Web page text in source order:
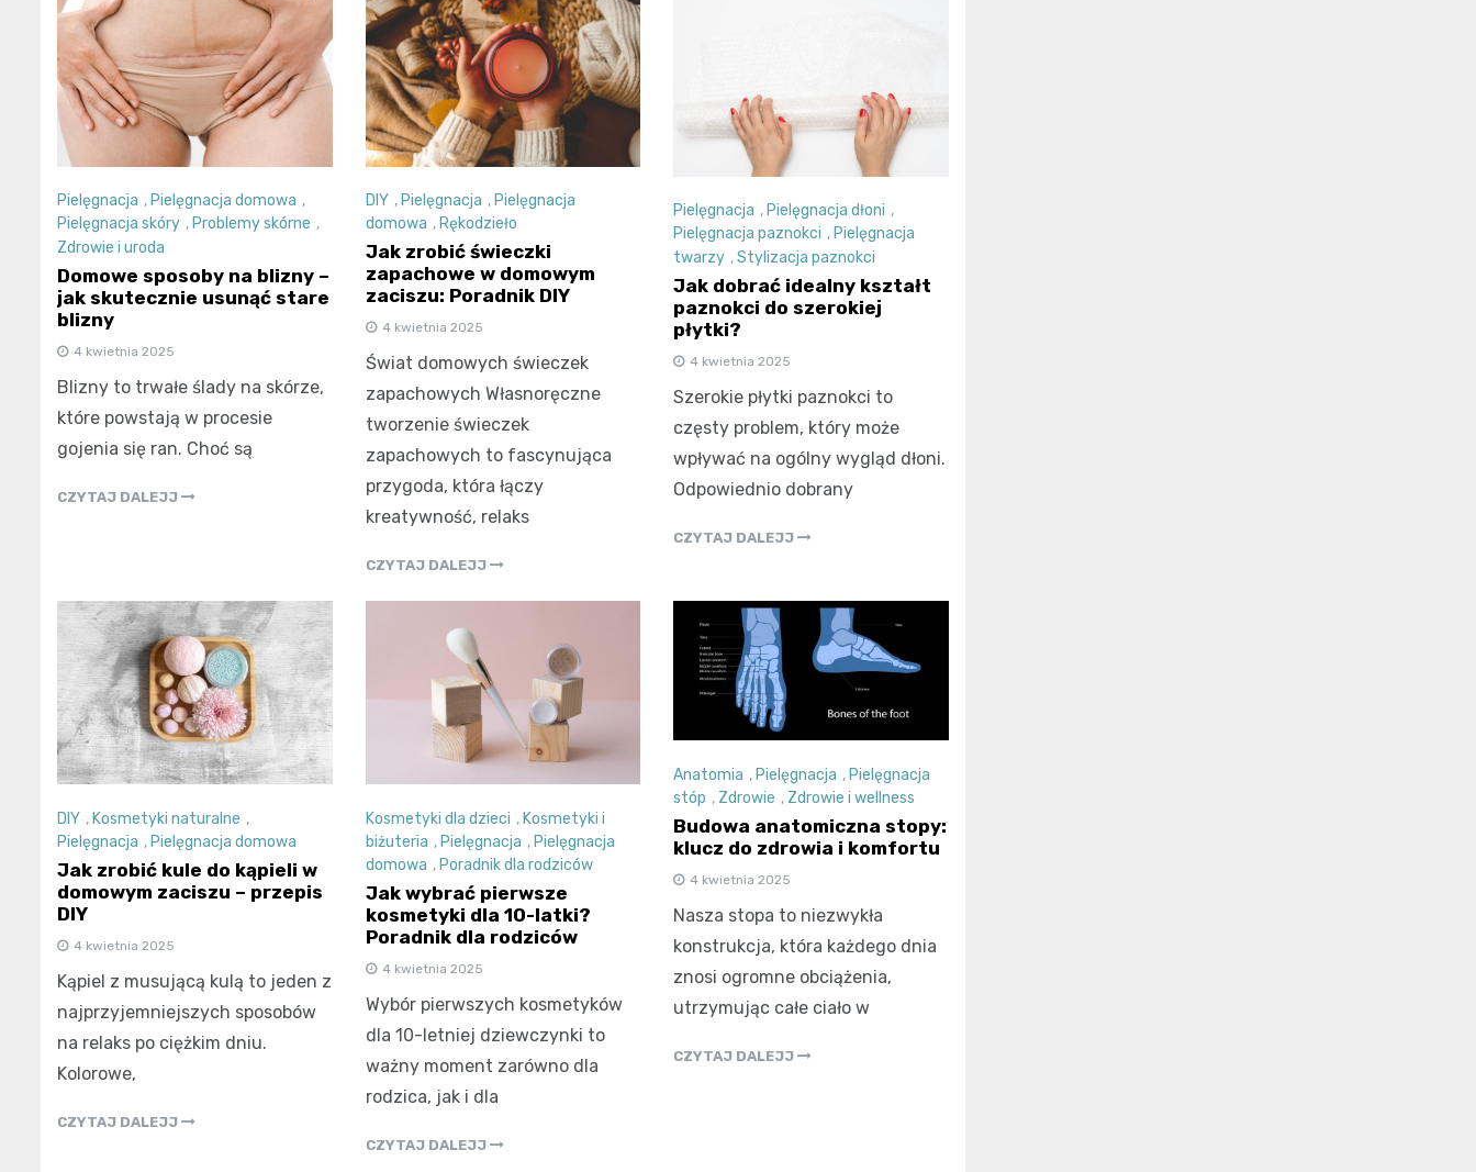
Pielęgnacja , Pielęgnacja domowa ,
Pielęgnacja skóry , Problemy skórne ,
Zdrowie i uroda
Domowe sposoby na blizny –
jak skutecznie usunąć stare
blizny
4 kwietnia 2025
Blizny to trwałe ślady na skórze,
które powstają w procesie
gojenia się ran. Choć są
CZYTAJ DALEJJ
DIY , Pielęgnacja , Pielęgnacja
domowa , Rękodzieło
Jak zrobić świeczki
zapachowe w domowym
zaciszu: Poradnik DIY
4 kwietnia 2025
Świat domowych świeczek
zapachowych Własnoręczne
tworzenie świeczek
zapachowych to fascynująca
przygoda, która łączy
kreatywność, relaks
CZYTAJ DALEJJ
Pielęgnacja , Pielęgnacja dłoni ,
Pielęgnacja paznokci ,Pielęgnacja
twarzy ,Stylizacja paznokci
Jak dobrać idealny kształt
paznokci do szerokiej
płytki?
4 kwietnia 2025
Szerokie płytki paznokci to
częsty problem, który może
wpływać na ogólny wygląd dłoni.
Odpowiednio dobrany
CZYTAJ DALEJJ
DIY , Kosmetyki naturalne ,
Pielęgnacja , Pielęgnacja domowa
Jak zrobić kule do kąpieli w
domowym zaciszu – przepis
DIY
4 kwietnia 2025
Kąpiel z musującą kulą to jeden z
najprzyjemniejszych sposobów
na relaks po ciężkim dniu.
Kolorowe,
CZYTAJ DALEJJ
Kosmetyki dla dzieci , Kosmetyki i
biżuteria , Pielęgnacja , Pielęgnacja
domowa ,Poradnik dla rodziców
Jak wybrać pierwsze
kosmetyki dla 10-latki?
Poradnik dla rodziców
4 kwietnia 2025
Wybór pierwszych kosmetyków
dla 10-letniej dziewczynki to
ważny moment zarówno dla
rodzica, jak i dla
CZYTAJ DALEJJ
Anatomia , Pielęgnacja , Pielęgnacja
stóp , Zdrowie , Zdrowie i wellness
Budowa anatomiczna stopy:
klucz do zdrowia i komfortu
4 kwietnia 2025
Nasza stopa to niezwykła
konstrukcja, która każdego dnia
znosi ogromne obciążenia,
utrzymując całe ciało w
CZYTAJ DALEJJ